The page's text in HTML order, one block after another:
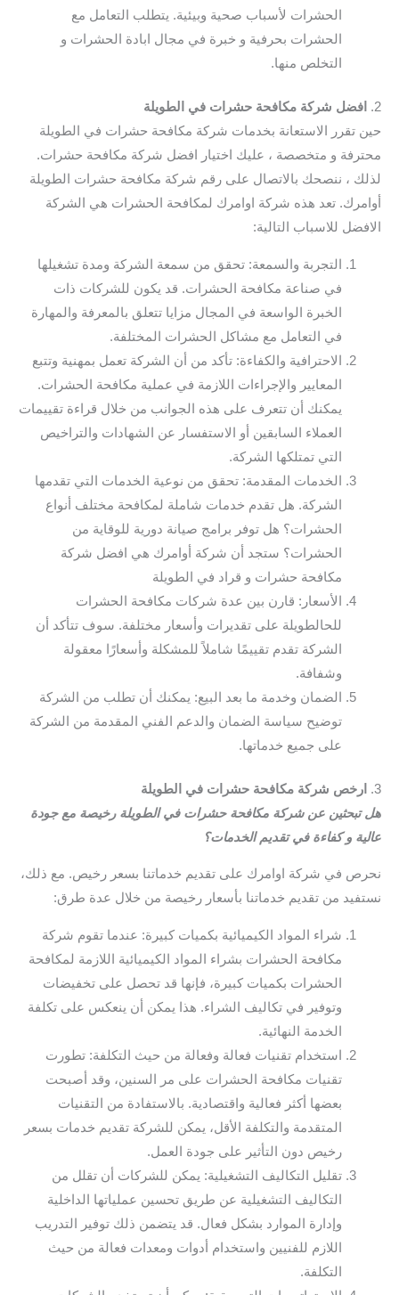
الحشرات لأسباب صحية وبيئية. يتطلب التعامل مع
الحشرات بحرفية و خبرة في مجال ابادة الحشرات و
التخلص منها.
2.
افضل شركة مكافحة حشرات في الطويلة
حين تقرر الاستعانة بخدمات شركة مكافحة حشرات في الطويلة
محترفة و متخصصة ، عليك اختيار افضل شركة مكافحة حشرات.
لذلك ، ننصحك بالاتصال على رقم شركة مكافحة حشرات الطويلة
أوامرك. تعد هذه شركة اوامرك لمكافحة الحشرات هي الشركة
الافضل للاسباب التالية:
التجربة والسمعة: تحقق من سمعة الشركة ومدة تشغيلها
في صناعة مكافحة الحشرات. قد يكون للشركات ذات
الخبرة الواسعة في المجال مزايا تتعلق بالمعرفة والمهارة
في التعامل مع مشاكل الحشرات المختلفة.
الاحترافية والكفاءة: تأكد من أن الشركة تعمل بمهنية وتتبع
المعايير والإجراءات اللازمة في عملية مكافحة الحشرات.
يمكنك أن تتعرف على هذه الجوانب من خلال قراءة تقييمات
العملاء السابقين أو الاستفسار عن الشهادات والتراخيص
التي تمتلكها الشركة.
الخدمات المقدمة: تحقق من نوعية الخدمات التي تقدمها
الشركة. هل تقدم خدمات شاملة لمكافحة مختلف أنواع
الحشرات؟ هل توفر برامج صيانة دورية للوقاية من
الحشرات؟ ستجد أن شركة أوامرك هي افضل شركة
مكافحة حشرات و قراد في الطويلة
الأسعار: قارن بين عدة شركات مكافحة الحشرات
للحالطويلة على تقديرات وأسعار مختلفة. سوف تتأكد أن
الشركة تقدم تقييمًا شاملاً للمشكلة وأسعارًا معقولة
وشفافة.
الضمان وخدمة ما بعد البيع: يمكنك أن تطلب من الشركة
توضيح سياسة الضمان والدعم الفني المقدمة من الشركة
على جميع خدماتها.
3.
ارخص شركة مكافحة حشرات في الطويلة
هل تبحثين عن شركة مكافحة حشرات في الطويلة رخيصة مع جودة
عالية و كفاءة في تقديم الخدمات؟
نحرص في شركة اوامرك على تقديم خدماتنا بسعر رخيص. مع ذلك،
نستفيد من تقديم خدماتنا بأسعار رخيصة من خلال عدة طرق:
شراء المواد الكيميائية بكميات كبيرة: عندما تقوم شركة
مكافحة الحشرات بشراء المواد الكيميائية اللازمة لمكافحة
الحشرات بكميات كبيرة، فإنها قد تحصل على تخفيضات
وتوفير في تكاليف الشراء. هذا يمكن أن ينعكس على تكلفة
الخدمة النهائية.
استخدام تقنيات فعالة وفعالة من حيث التكلفة: تطورت
تقنيات مكافحة الحشرات على مر السنين، وقد أصبحت
بعضها أكثر فعالية واقتصادية. بالاستفادة من التقنيات
المتقدمة والتكلفة الأقل، يمكن للشركة تقديم خدمات بسعر
رخيص دون التأثير على جودة العمل.
تقليل التكاليف التشغيلية: يمكن للشركات أن تقلل من
التكاليف التشغيلية عن طريق تحسين عملياتها الداخلية
وإدارة الموارد بشكل فعال. قد يتضمن ذلك توفير التدريب
اللازم للفنيين واستخدام أدوات ومعدات فعالة من حيث
التكلفة.